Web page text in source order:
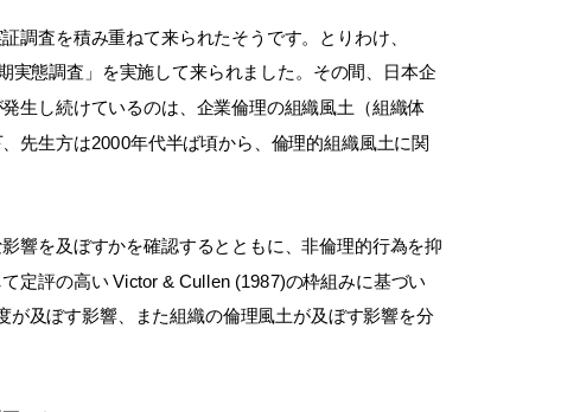
査を積み重ねて来られたそうです。とりわけ、
実態調査」を実施して来られました。その間、日本企
生し続けているのは、企業倫理の組織風土（組織体
先生方は2000年代半ば頃から、倫理的組織風土に関
響を及ぼすかを確認するとともに、非倫理的行為を抑
定評の高い Victor & Cullen (1987)の枠組みに基づい
及ぼす影響、また組織の倫理風土が及ぼす影響を分